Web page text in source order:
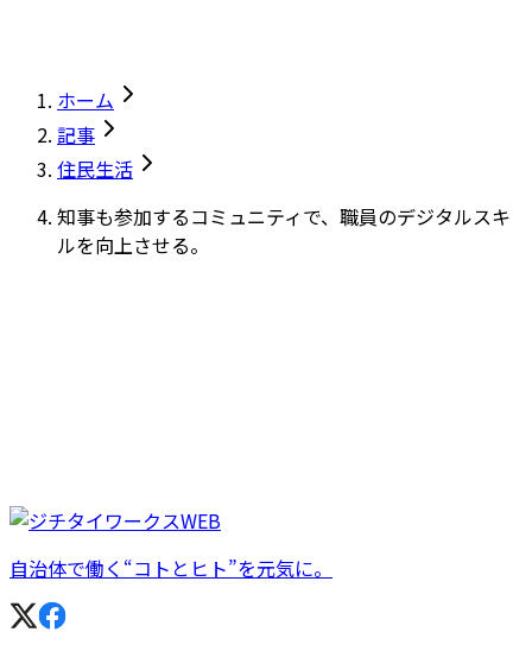
ホーム
記事
住民生活
知事も参加するコミュニティで、職員のデジタルスキ
ルを向上させる。
自治体で働く“コトとヒト”を元気に。